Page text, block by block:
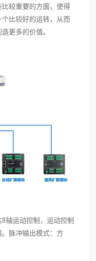
较重要的方面，使得
比较好的运转，从而
更多的价值。
轴运动控制，运动控制
脉冲输出模式：方